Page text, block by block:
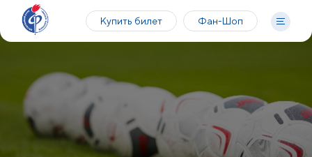
Купить билет Фан-Шоп